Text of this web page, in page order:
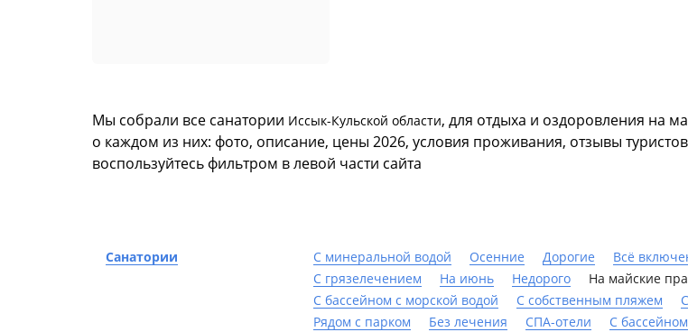
Мы собрали все санатории Иссык-Кульской области, для отдыха и оздоровления на
о каждом из них: фото, описание, цены 2026, условия проживания, отзывы
воспользуйтесь фильтром в левой части сайта
Санатории С минеральной водой Осенние Дорогие Всё
С грязелечением
На июнь Недорого На майские
С бассейном с морской водой
С собственным пляжем
Рядом с парком
Без лечения СПА-отели С